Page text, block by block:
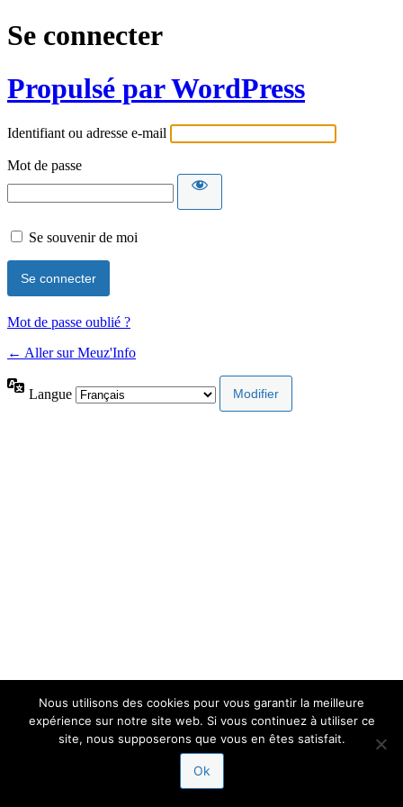
Se connecter
Propulsé par WordPress
Identifiant ou adresse e-mail
Mot de passe
Se souvenir de moi
Mot de passe oublié ?
← Aller sur Meuz'Info
Langue
Nous utilisons des cookies pour vous garantir la meilleure
expérience sur notre site web. Si vous continuez à utiliser ce
site, nous supposerons que vous en êtes satisfait.
Ok